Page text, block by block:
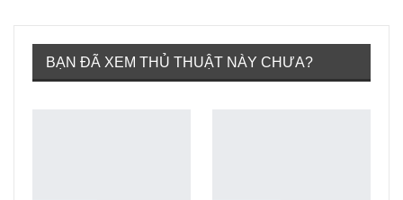
BẠN ĐÃ XEM THỦ THUẬT NÀY CHƯA?